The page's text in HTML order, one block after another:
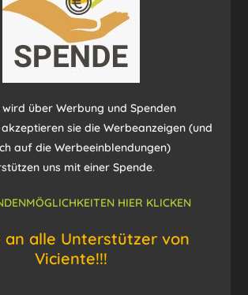
wird über Werbung und Spenden
sie die Werbeanzeigen (und
auf die Werbeeinblendungen)
uns mit einer Spende.
HIER KLICKEN
an alle Unterstützer von
Viciente!!!